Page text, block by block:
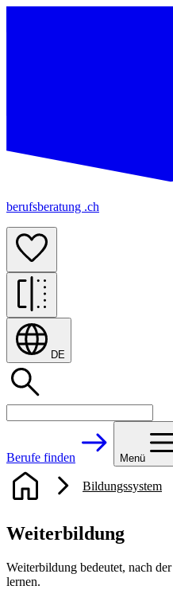
berufsberatung .ch
DE
Berufe finden Menü
Bildungssystem
Weiterbildung
Weiterbildung bedeutet, nach
lernen.